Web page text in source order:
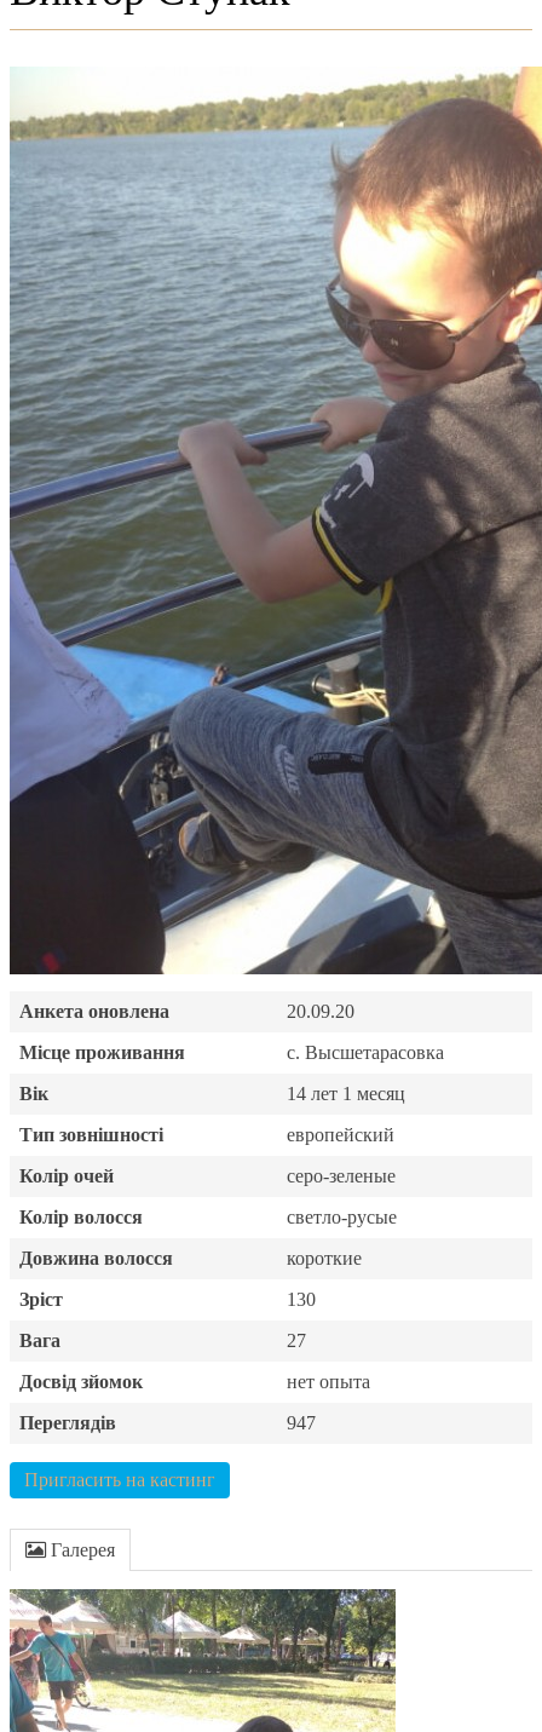
Анкета оновлена
20.09.20
Місце проживання
с. Высшетарасовка
Вік
14 лет 1 месяц
Тип зовнішності
европейский
Колір очей
серо-зеленые
Колір волосся
светло-русые
Довжина волосся
короткие
Зріст
130
Вага
27
Досвід зйомок
нет опыта
Переглядів
947
Пригласить на кастинг
Галерея